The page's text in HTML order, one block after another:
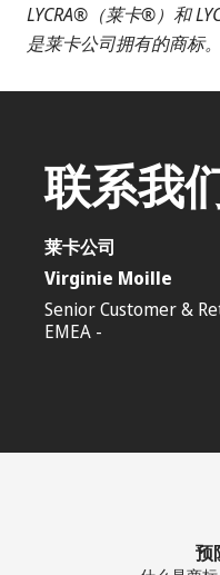
LYCRA® （莱卡®）和
是莱卡公司拥有的商标。
联系我
莱卡公司
Virginie Moille
Senior Customer &
EMEA -
预